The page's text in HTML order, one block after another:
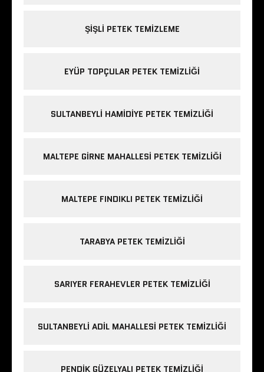
ŞIŞLI PETEK TEMIZLEME
EYÜP TOPÇULAR PETEK TEMIZLIĞI
SULTANBEYLI HAMIDIYE PETEK TEMIZLIĞI
MALTEPE GIRNE MAHALLESI PETEK TEMIZLIĞI
MALTEPE FINDIKLI PETEK TEMIZLIĞI
TARABYA PETEK TEMIZLIĞI
SARIYER FERAHEVLER PETEK TEMIZLIĞI
SULTANBEYLI ADIL MAHALLESI PETEK TEMIZLIĞI
PENDIK GÜZELYALI PETEK TEMIZLIĞI